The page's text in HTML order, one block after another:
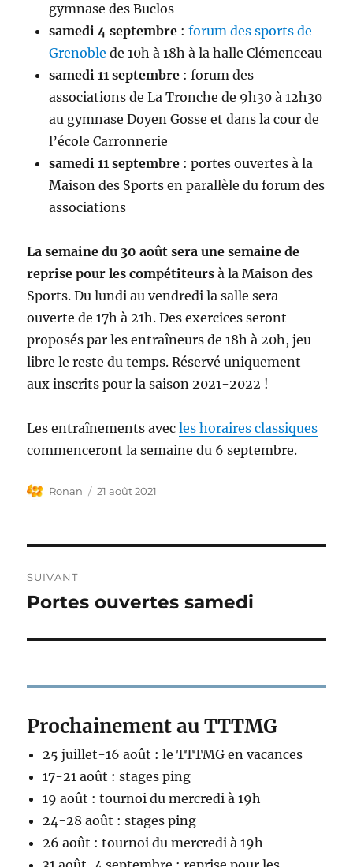
gymnase des Buclos
samedi 4 septembre :forum des sports de
Grenoble de 10h à 18h à la halle Clémenceau
samedi 11 septembre : forum des
associations de La Tronche de 9h30 à 12h30
au gymnase Doyen Gosse et dans la cour de
l’école Carronnerie
samedi 11 septembre : portes ouvertes à la
Maison des Sports en parallèle du forum des
associations
La semaine du 30 août sera une semaine de
reprise pour les compétiteurs à la Maison des
Sports. Du lundi au vendredi la salle sera
ouverte de 17h à 21h. Des exercices seront
proposés par les entraîneurs de 18h à 20h, jeu
libre le reste du temps. Réservé uniquement
aux inscrits pour la saison 2021-2022 !
Les entraînements avecles horaires classiques
commenceront la semaine du 6 septembre.
Auteur
Ronan
Publié
21 août 2021
de
SUIVANT
Publication
Portes ouvertes samedi
Prochainement au TTTMG
25 juillet-16 août : le TTTMG en vacances
17-21 août : stages ping
19 août : tournoi du mercredi à 19h
24-28 août : stages ping
26 août : tournoi du mercredi à 19h